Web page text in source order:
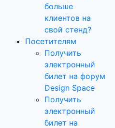
больше
клиентов на
свой стенд?
Посетителям
Получить
электронный
билет на форум
Design Space
Получить
электронный
билет на